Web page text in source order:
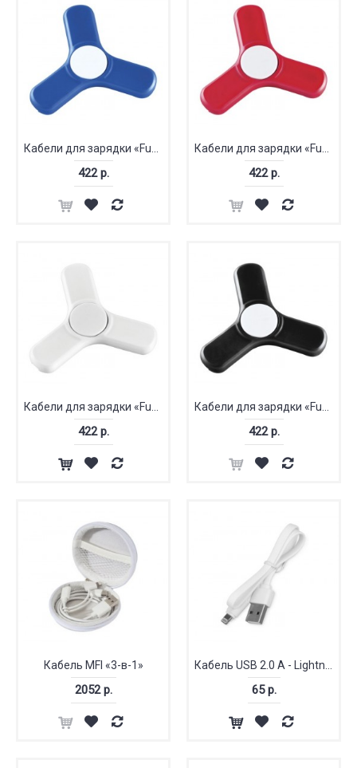
Кабели для зарядки «Fun Tri-Twist»
422 р.
Кабели для зарядки «Fun Tri-Twist»
422 р.
Кабели для зарядки «Fun Tri-Twist»
422 р.
Кабели для зарядки «Fun Tri-Twist»
422 р.
Кабель MFI «3-в-1»
2052 р.
Кабель USB 2.0 A - Lightning
65 р.